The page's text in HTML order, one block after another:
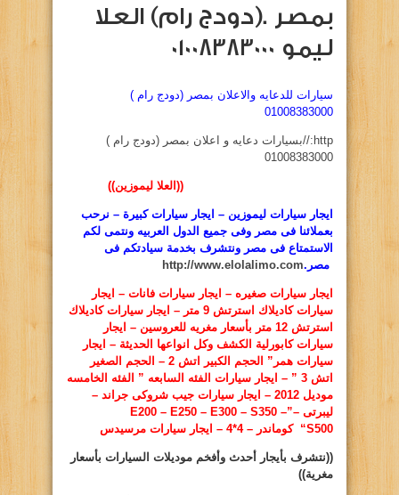
بمصر .(دودج رام) العلا
ليمو 01008383000
سيارات للدعايه والاعلان بمصر (دودج رام )
01008383000
http://بسيارات دعايه و اعلان بمصر (دودج رام )
01008383000
((العلا ليموزين))
ايجار سيارات ليموزين – ايجار سيارات كبيرة – نرحب
بعملائنا فى مصر وفى جميع الدول العربيه ونتمى لكم
الاستمتاع فى مصر ونتشرف بخدمة سيادتكم فى
مصر.http://www.elolalimo.com
ايجار سيارات صغيره – ايجار سيارات فانات – ايجار
سيارات كاديلاك استرتش 9 متر – ايجار سيارات كاديلاك
استرتش 12 متر بأسعار مغريه للعروسين – ايجار
سيارات كابورلية الكشف وكل انواعها الحديثة – ايجار
سيارات همر” الحجم الكبير اتش 2 – الحجم الصغير
اتش 3 ” – ايجار سيارات الفئه السابعه ” الفئه الخامسه
موديل 2012 – ايجار سيارات جيب شروكى جراند –
ليبرتى –”E200 – E250 – E300 – S350 –
S500
“ كوماندر – 4*4 – ايجار سيارات مرسيدس
((نتشرف بأيجار أحدث وأفخم موديلات السيارات بأسعار
مغرية))